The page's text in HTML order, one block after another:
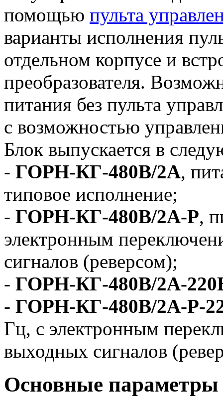
помощью пульта
варианты исполнения
отдельном корпусе и
преобразователя.
питания без пульта
с возможностью
Блок выпускается в
- ГОРН-КГ-480В/2А,
типовое исполнение;
- ГОРН-КГ-480В/2А-Р,
электронным
сигналов (реверсом);
- ГОРН-КГ-480В/2А-
- ГОРН-КГ-480В/2А-Р-
Гц, с электронным
выходных сигналов
Основные параметры